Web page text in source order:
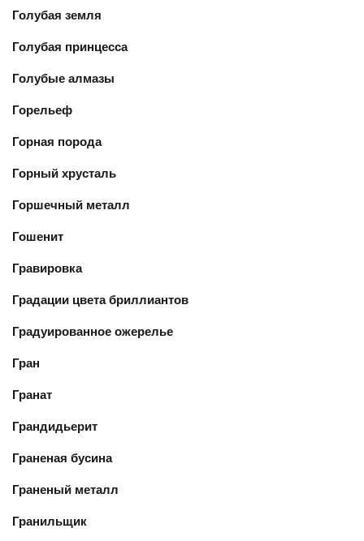
Голубая земля
Голубая принцесса
Голубые алмазы
Горельеф
Горная порода
Горный хрусталь
Горшечный металл
Гошенит
Гравировка
Градации цвета бриллиантов
Градуированное ожерелье
Гран
Гранат
Грандидьерит
Граненая бусина
Граненый металл
Гранильщик